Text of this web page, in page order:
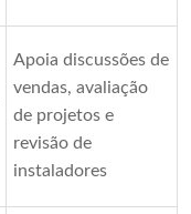
Apoia discussões de
vendas, avaliação
de projetos e
revisão de
instaladores